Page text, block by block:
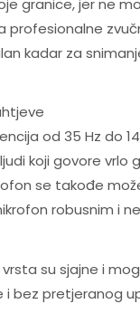
granice, jer ne
profesionalne
kadar za
od 35 Hz do
koji govore
se takođe
robusnim i
su sjajne i
pretjeranog